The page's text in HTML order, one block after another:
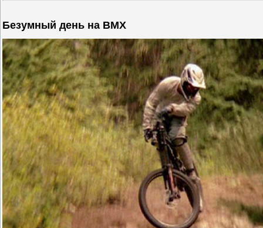
Безумный день на BMX